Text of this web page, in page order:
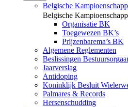
Belgische
Belgische
Organisatie BK
Toegewezen BK’s
Prijzenbarema’s BK
Algemene Reglementen
Beslissingen
Jaarverslag
Antidoping
Koninklijk Besluit
Palmares & Records
Hersenschudding